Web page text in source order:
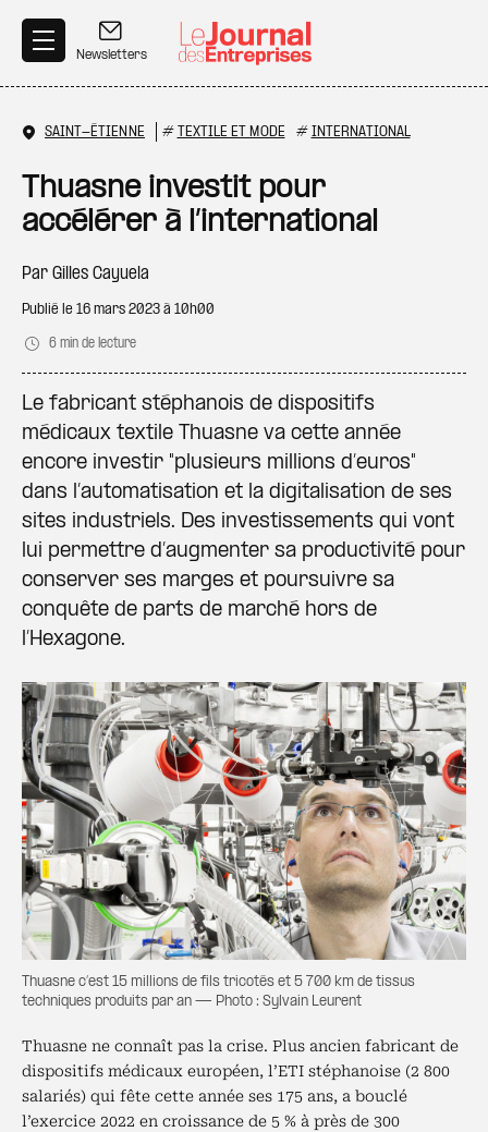
Newsletters
SAINT-ÉTIENNE # TEXTILE ET MODE # INTERNATIONAL
Thuasne investit pour
accélérer à l’international
Par Gilles Cayuela
Publié le 16 mars 2023 à 10h00
6 min de lecture
Le fabricant stéphanois de dispositifs
médicaux textile Thuasne va cette année
encore investir "plusieurs millions d’euros"
dans l’automatisation et la digitalisation de ses
sites industriels. Des investissements qui vont
lui permettre d’augmenter sa productivité pour
conserver ses marges et poursuivre sa
conquête de parts de marché hors de
l’Hexagone.
Thuasne c’est 15 millions de fils tricotés et 5 700 km de tissus
techniques produits par an — Photo : Sylvain Leurent
Thuasne ne connaît pas la crise. Plus ancien fabricant de
dispositifs médicaux européen, l’ETI stéphanoise (2 800
salariés) qui fête cette année ses 175 ans, a bouclé
l’exercice 2022 en croissance de 5 % à près de 300